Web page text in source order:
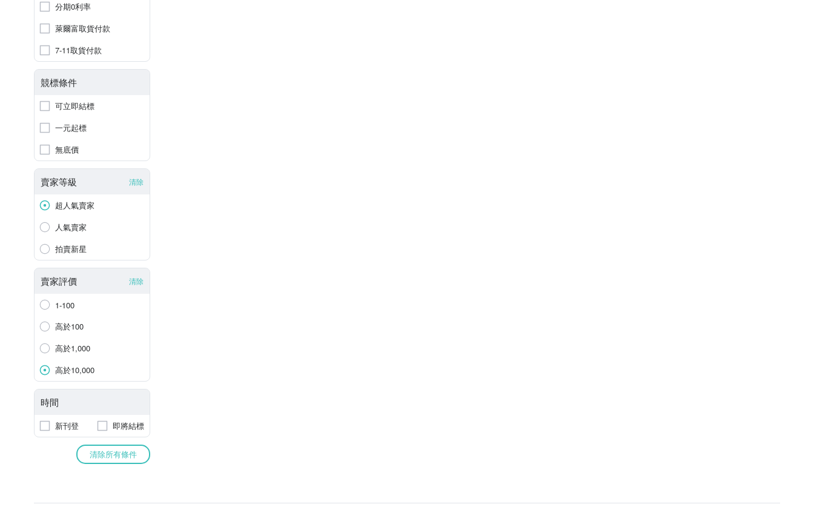
分期0利率
萊爾富取貨付款
7-11取貨付款
競標條件
可立即結標
一元起標
無底價
賣家等級 清除
超人氣賣家
人氣賣家
拍賣新星
賣家評價 清除
1-100
高於100
高於1,000
高於10,000
時間
新刊登 即將結標
清除所有條件